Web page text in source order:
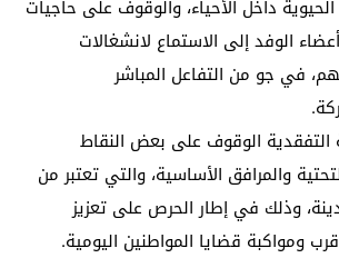
الحيوية داخل الأحياء، والوقوف على حاجيات
الوفد إلى الاستماع لانشغالات
في جو من التفاعل المباشر
التفقدية الوقوف على بعض النقاط
والمرافق الأساسية، والتي تعتبر من
وذلك في إطار الحرص على تعزيز
ومواكبة قضايا المواطنين اليومية.